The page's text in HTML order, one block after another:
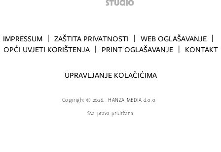
IMPRESSUM ZAŠTITA PRIVATNOSTI
WEB OGLAŠAVANJE
OPĆI UVJETI KORIŠTENJA
PRINT OGLAŠAVANJE KONTAKT
UPRAVLJANJE KOLAČIĆIMA
Copyright © 2026.
HANZA MEDIA d.o.o
Sva prava pridržana